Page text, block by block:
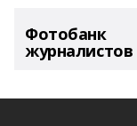
Фотобанк
журналистов